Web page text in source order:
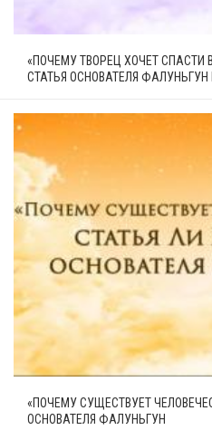
«ПОЧЕМУ ТВОРЕЦ ХОЧЕТ СПАСТИ
СТАТЬЯ ОСНОВАТЕЛЯ
«ПОЧЕМУ СУЩЕСТВУЕТ
ОСНОВАТЕЛЯ ФАЛУНЬГУН